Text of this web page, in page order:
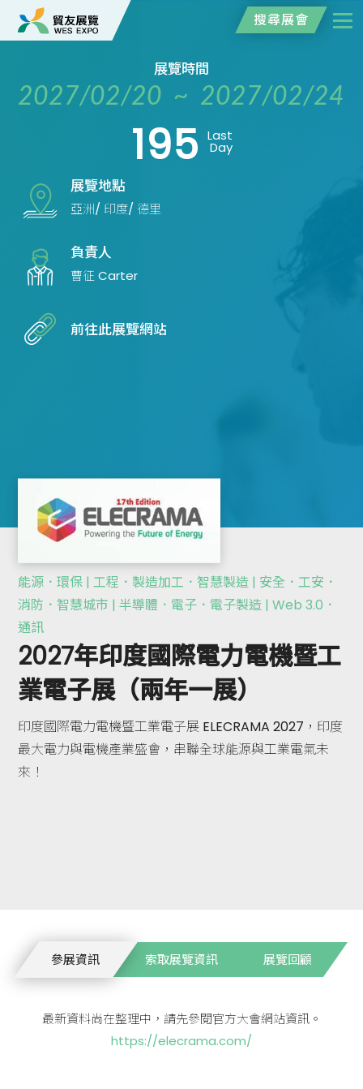
搜尋展會
展覽時間
2027/02/20 ~ 2027/02/24
195 Last
Day
展覽地點
亞洲/ 印度/ 德里
負責人
曹征 Carter
前往此展覽網站
能源．環保 | 工程．製造加工．智慧製造 | 安全．工安．
消防．智慧城市 | 半導體．電子．電子製造 | Web 3.0．
通訊
2027年印度國際電力電機暨工
業電子展（兩年一展）
印度國際電力電機暨工業電子展 ELECRAMA 2027，印度
最大電力與電機產業盛會，串聯全球能源與工業電氣未
來！
參展資訊 索取展覽資訊 展覽回顧
最新資料尚在整理中，請先參閱官方大會網站資訊。
https://elecrama.com/